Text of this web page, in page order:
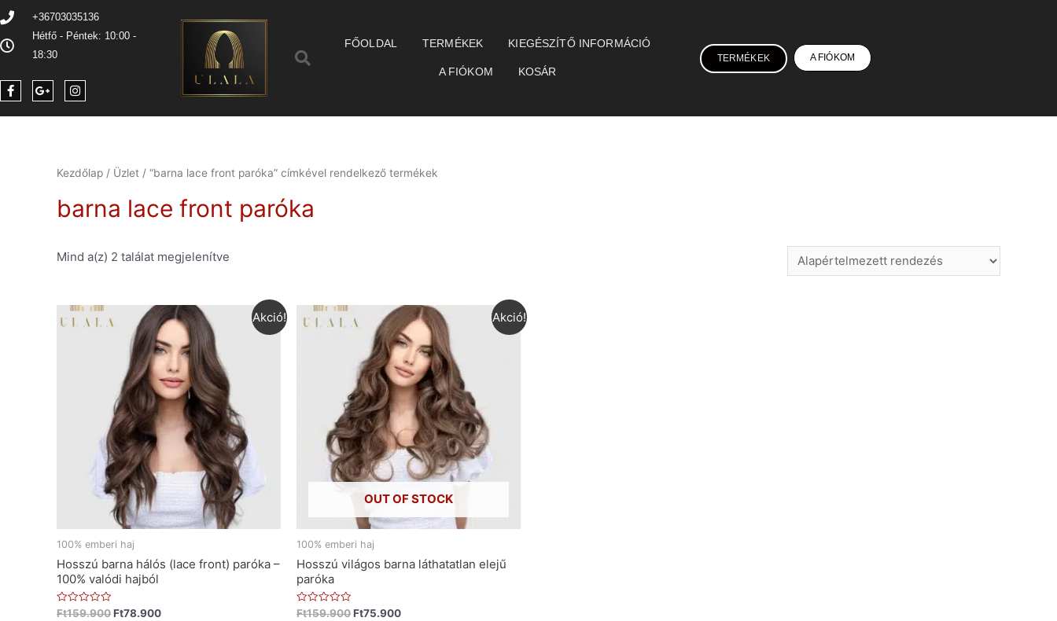
+36703035136
Hétfő - Péntek: 10:00 -
18:30
FŐOLDAL TERMÉKEK KIEGÉSZÍTŐ INFORMÁCIÓ
A FIÓKOM KOSÁR
TERMÉKEK A FIÓKOM
Kezdőlap / Üzlet / “barna lace front paróka” címkével rendelkező termékek
barna lace front paróka
Mind a(z) 2 találat megjelenítve
Akció!
100% emberi haj
Hosszú barna hálós (lace front) paróka –
100% valódi hajból
Értékelés:
Ft159.900Ft78.900
Akció!
OUT OF STOCK
100% emberi haj
Hosszú világos barna láthatatlan elejű
paróka
Értékelés:
Ft159.900Ft75.900